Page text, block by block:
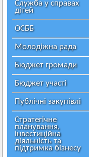
Служба у справах
дітей
ОСББ
Молодіжна рада
Бюджет громади
Бюджет участі
Публічні закупівлі
Стратегічне
планування,
інвестиційна
діяльність та
підтримка бізнесу